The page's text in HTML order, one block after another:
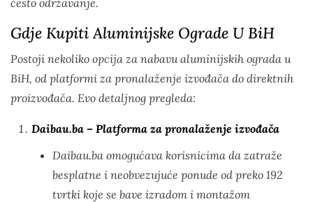
Gdje Kupiti Aluminijske Ograde U BiH
Postoji nekoliko opcija za nabavu aluminijskih ograda u
BiH, od platformi za pronalaženje izvođača do direktnih
proizvođača. Evo detaljnog pregleda:
Daibau.ba – Platforma za pronalaženje izvođača
Daibau.ba omogućava korisnicima da zatraže
besplatne i neobvezujuće ponude od preko 192
tvrtki koje se bave izradom i montažom